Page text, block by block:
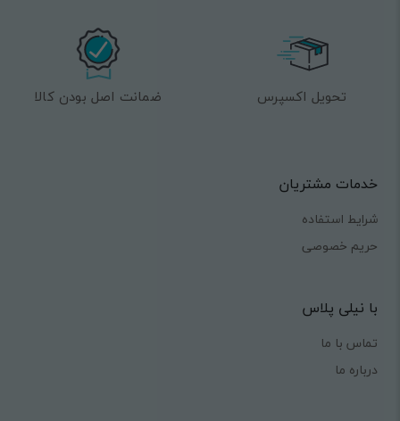
تحویل اکسپرس ضمانت اصل بودن کالا
خدمات مشتریان
شرایط استفاده
حریم خصوصی
با نیلی پلاس
تماس با ما
درباره ما